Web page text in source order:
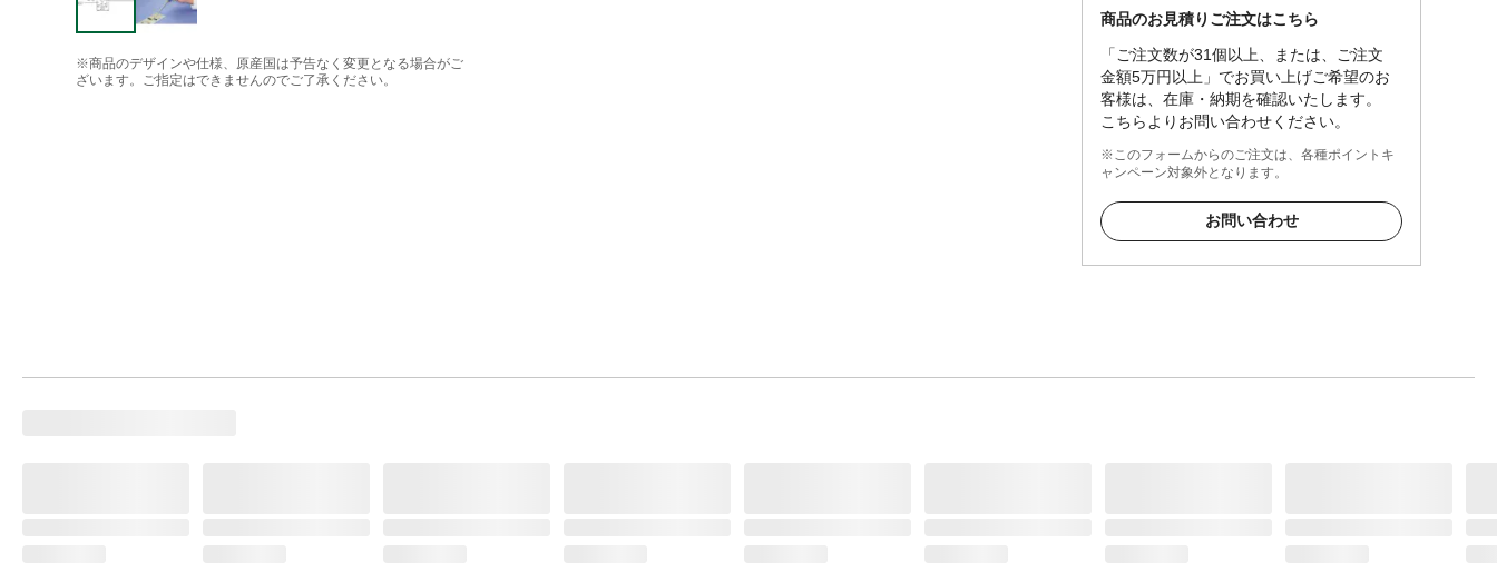
※商品のデザインや仕様、原産国は予告なく変更となる場合がご
ざいます。ご指定はできませんのでご了承ください。
商品のお見積りご注文はこちら
「ご注文数が31個以上、または、ご注文
金額5万円以上」でお買い上げご希望のお
客様は、在庫・納期を確認いたします。
こちらよりお問い合わせください。
※このフォームからのご注文は、各種ポイントキ
ャンペーン対象外となります。
お問い合わせ